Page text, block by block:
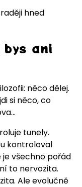
hned
bys ani
něco dělej.
si něco, co
tunely.
kontroloval
je všechno pořád
to nervozita.
Ale evolučně